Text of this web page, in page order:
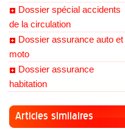
Dossier spécial accidents
de la circulation
Dossier assurance auto et
moto
Dossier assurance
habitation
Articles similaires